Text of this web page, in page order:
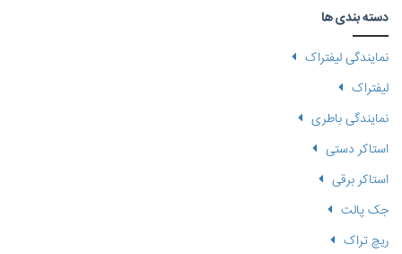
دسته بندی ها
نمایندگی لیفتراک
لیفتراک
نمایندگی باطری
استاکر دستی
استاکر برقی
جک پالت
ریچ تراک